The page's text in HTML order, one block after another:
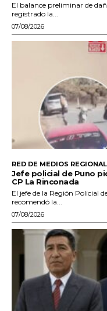
El balance preliminar de
registrado la...
07/08/2026
RED DE MEDIOS
Jefe policial de Puno
CP La Rinconada
El jefe de la Región Policial
recomendó la...
07/08/2026